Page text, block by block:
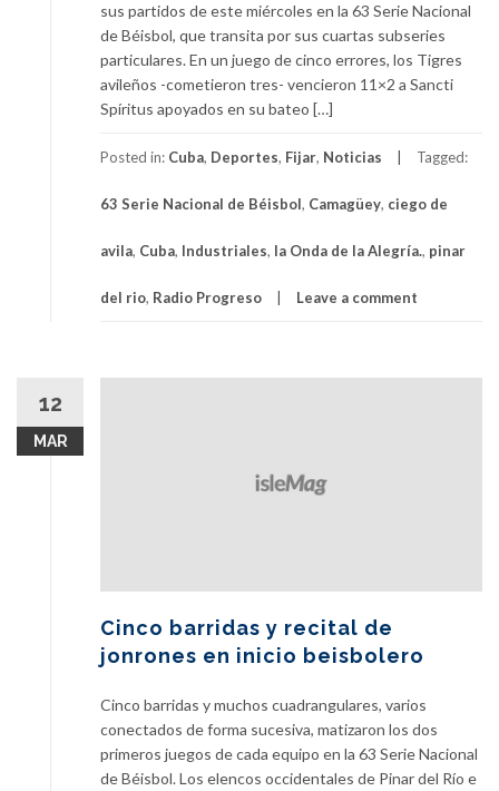
sus partidos de este miércoles en la 63 Serie Nacional
de Béisbol, que transita por sus cuartas subseries
particulares. En un juego de cinco errores, los Tigres
avileños -cometieron tres- vencieron 11×2 a Sancti
Spíritus apoyados en su bateo […]
Posted in: Cuba, Deportes, Fijar, Noticias Tagged:
63 Serie Nacional de Béisbol, Camagüey, ciego de
avila, Cuba, Industriales, la Onda de la Alegría., pinar
del rio, Radio Progreso Leave a comment
12
MAR
Cinco barridas y recital de
jonrones en inicio beisbolero
Cinco barridas y muchos cuadrangulares, varios
conectados de forma sucesiva, matizaron los dos
primeros juegos de cada equipo en la 63 Serie Nacional
de Béisbol. Los elencos occidentales de Pinar del Río e